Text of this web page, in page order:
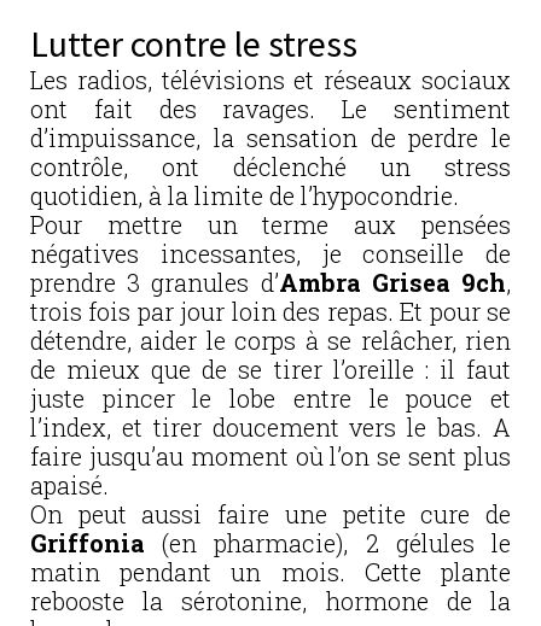
Lutter contre le stress
Les radios, télévisions et réseaux sociaux
ont fait des ravages. Le sentiment
d’impuissance, la sensation de perdre le
contrôle, ont déclenché un stress
quotidien, à la limite de l’hypocondrie.
Pour mettre un terme aux pensées
négatives incessantes, je conseille de
prendre 3 granules d’Ambra Grisea 9ch,
trois fois par jour loin des repas. Et pour se
détendre, aider le corps à se relâcher, rien
de mieux que de se tirer l’oreille : il faut
juste pincer le lobe entre le pouce et
l’index, et tirer doucement vers le bas. A
faire jusqu’au moment où l’on se sent plus
apaisé.
On peut aussi faire une petite cure de
Griffonia (en pharmacie), 2 gélules le
matin pendant un mois. Cette plante
rebooste la sérotonine, hormone de la